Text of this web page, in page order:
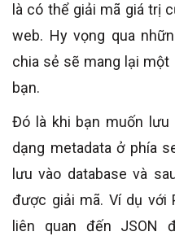
là có thể giải mã giá trị
web. Hy vọng qua
chia sẻ sẽ mang lại
bạn.
Đó là khi bạn muốn
dạng metadata ở phía
lưu vào database và
được giải mã. Ví dụ với
liên quan đến JSON